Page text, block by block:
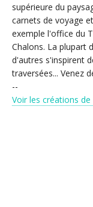
supérieure du
carnets de voyage
exemple l'office du
Chalons. La plupart
d'autres s'inspirent
traversées... Venez
--
Voir les créations